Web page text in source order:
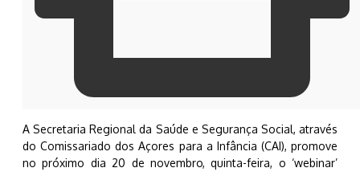
A Secretaria Regional da Saúde e Segurança Social, através
do Comissariado dos Açores para a Infância (CAI), promove
no próximo dia 20 de novembro, quinta-feira, o ‘webinar’